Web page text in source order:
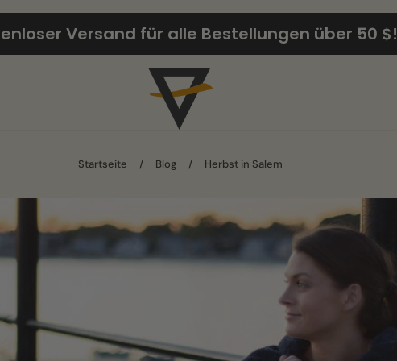
Versand für alle Bestellungen über 50 $!
Startseite / Blog / Herbst in Salem